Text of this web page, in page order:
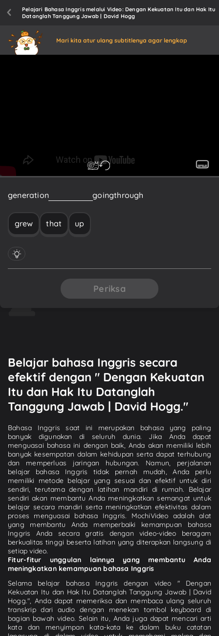
Pelajari Bahasa Inggris melalui Video: Dengan Kekuatan Itu dan Hak Itu
Datanglah Tanggung Jawab | David Hogg
Mari kita atur ulang subtitlenya agar lengkap
generation upgoingthrough
grew that up
Periksa
Belajar bahasa Inggris secara
efektif dengan " Dengan Kekuatan
Itu dan Hak Itu Datanglah
Tanggung Jawab | David Hogg."
Bahasa Inggris saat ini merupakan bahasa yang paling
banyak digunakan di seluruh dunia. Jika Anda dapat
menguasai bahasa ini dengan baik, Anda akan memiliki lebih
banyak kesempatan dalam kehidupan serta dapat terhubung
dan memperluas jaringan hubungan. Namun, perjalanan
belajar bahasa Inggris tidak pernah mudah, Anda perlu
memiliki metode belajar yang sesuai dan efektif untuk diri
sendiri, terutama dengan latihan mandiri di rumah. Belajar
sendiri akan membantu Anda meningkatkan semangat untuk
belajar secara mandiri serta meningkatkan efektivitas dalam
proses menguasai bahasa Inggris. MochiVideo adalah alat
yang membantu Anda memperbaiki kemampuan bahasa
Inggris Anda secara gratis dengan video-video beragam
berkualitas tinggi beserta latihan yang diterapkan langsung di
setiap video.
Fitur-fitur unggulan lainnya yang membantu Anda
meningkatkan kemampuan bahasa Inggris
Selama belajar bahasa Inggris dengan video " Dengan
Kekuatan Itu dan Hak Itu Datanglah Tanggung Jawab | David
Hogg.", Anda dapat memeriksa dan membaca ulang seluruh
transkrip dari audio dengan menekan tombol keyboard di
bagian bawah video. Selain itu, Anda juga dapat mencari arti
kata dan menyimpan kata-kata ke dalam buku catatan